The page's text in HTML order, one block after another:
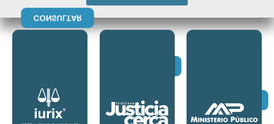
de ingresar al
Portal, desde el
extremo
superior
CONSULTAR
Sectores
Vulnerables,
denominado CONSULTAR